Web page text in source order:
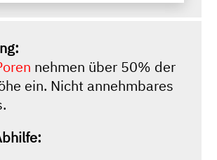
nehmen über 50% der
ein. Nicht annehmbares